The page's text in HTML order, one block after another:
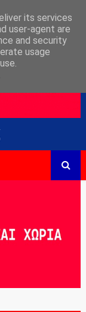
its services
user-agent are
and security
usage